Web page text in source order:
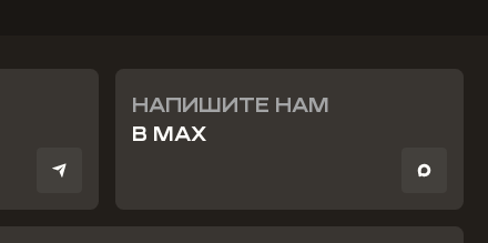
НАПИШИТЕ НАМ
В MAX